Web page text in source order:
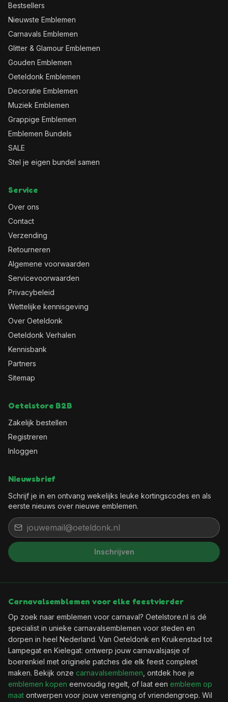
Bestsellers
Nieuwste Emblemen
Carnavals Emblemen
Glitter & Glamour Emblemen
Gouden Emblemen
Oeteldonk Emblemen
Decoratie Emblemen
Muziek Emblemen
Grappige Emblemen
Emblemen Bundels
SALE
Stel je eigen bundel samen
Service
Over ons
Contact
Verzending
Retourneren
Algemene voorwaarden
Servicevoorwaarden
Privacybeleid
Wettelijke kennisgeving
Over Oeteldonk
Oeteldonk Verhalen
Kennisbank
Partners
Sitemap
Oetelstore B2B
Zakelijk bestellen
Registreren
Inloggen
Nieuwsbrief
Schrijf je in en ontvang wekelijks leuke kortingscodes en als
eerste nieuws over nieuwe emblemen.
Inschrijven
Carnavalsemblemen voor elke feestvierder
Op zoek naar emblemen voor carnaval? Oetelstore.nl is dé
specialist in unieke carnavalsemblemen voor steden en
dorpen in heel Nederland. Van Oeteldonk en Kruikenstad tot
Lampegat en Kielegat: ontwerp jouw carnavalsjasje of
boerenkiel met originele patches die elk feest compleet
maken. Bekijk onze carnavalsemblemen , ontdek hoe je
emblemen kopen eenvoudig regelt, of laat een embleem op
maat ontwerpen voor jouw vereniging of vriendengroep. Wil